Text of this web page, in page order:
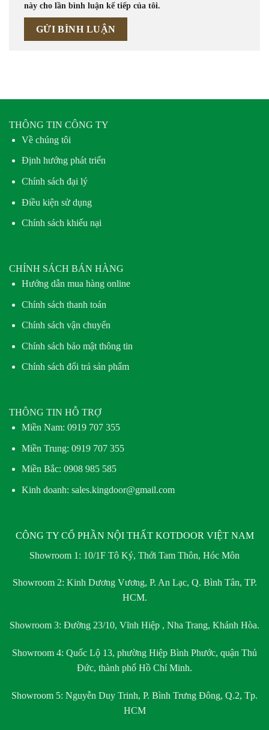
này cho lần bình luận kế tiếp của tôi.
THÔNG TIN CÔNG TY
Về chúng tôi
Định hướng phát triển
Chính sách đại lý
Điều kiện sử dụng
Chính sách khiếu nại
CHÍNH SÁCH BÁN HÀNG
Hướng dẫn mua hàng online
Chính sách thanh toán
Chính sách vận chuyển
Chính sách bảo mật thông tin
Chính sách đổi trả sản phẩm
THÔNG TIN HỖ TRỢ
Miền Nam: 0919 707 355
Miền Trung: 0919 707 355
Miền Bắc: 0908 985 585
Kinh doanh: sales.kingdoor@gmail.com
CÔNG TY CỔ PHẦN NỘI THẤT KOTDOOR VIỆT NAM
Showroom 1: 10/1F Tô Ký, Thới Tam Thôn, Hóc Môn
Showroom 2: Kinh Dương Vương, P. An Lạc, Q. Bình Tân, TP.
HCM.
Showroom 3: Đường 23/10, Vĩnh Hiệp , Nha Trang, Khánh Hòa.
Showroom 4: Quốc Lộ 13, phường Hiệp Bình Phước, quận Thủ
Đức, thành phố Hồ Chí Minh.
Showroom 5: Nguyễn Duy Trinh, P. Bình Trưng Đông, Q.2, Tp.
HCM